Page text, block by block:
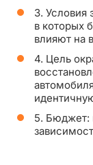
3. Условия
в которых
влияют на
4. Цель
5. Бюджет: